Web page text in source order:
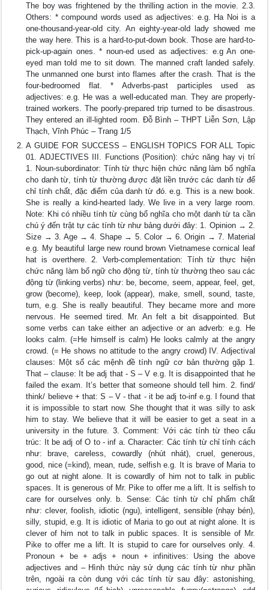
The boy was frightened by the thrilling action in the movie. 2.3.
Others: * compound words used as adjectives: e.g. Ha Noi is a
one-thousand-year-old city. An eighty-year-old lady showed me
the way here. This is a hard-to-put-down book. Those are hard-to-
pick-up-again ones. * noun-ed used as adjectives: e.g An one-
eyed man told me to sit down. The manned craft landed safely.
The unmanned one burst into flames after the crash. That is the
four-bedroomed flat. * Adverbs-past participles used as
adjectives: e.g. He was a well-educated man. They are properly-
trained workers. The poorly-prepared trip turned to be disastrous.
They entered an ill-lighted room. Đỗ Bình – THPT Liễn Sơn, Lập
Thạch, Vĩnh Phúc – Trang 1/5
A GUIDE FOR SUCCESS – ENGLISH TOPICS FOR ALL Topic
01. ADJECTIVES III. Functions (Position): chức năng hay vị trí
1. Noun-subordinator: Tính từ thực hiện chức năng làm bổ nghĩa
cho danh từ, tính từ thường được đặt liền trước các danh từ để
chỉ tính chất, đặc điểm của danh từ đó. e.g. This is a new book.
She is really a kind-hearted lady. We live in a very large room.
Note: Khi có nhiều tính từ cùng bổ nghĩa cho một danh từ ta cần
chú ý đến trật tự các tính từ như bảng dưới đây: 1. Opinion → 2.
Size → 3. Age → 4. Shape → 5. Color → 6. Origin → 7. Material
e.g. My beautiful large new round brown Vietnamese cornical leaf
hat is overthere. 2. Verb-complementation: Tính từ thực hiện
chức năng làm bổ ngữ cho động từ, tính từ thường theo sau các
động từ (linking verbs) như: be, become, seem, appear, feel, get,
grow (become), keep, look (appear), make, smell, sound, taste,
turn, e.g. She is really beautiful. They became more and more
nervous. He seemed tired. Mr. An felt a bit disappointed. But
some verbs can take either an adjective or an adverb: e.g. He
looks calm. (=He himself is calm) He looks calmly at the angry
crowd. (= He shows no attitude to the angry crowd) IV. Adjectival
clauses: Một số các mệnh đề tính ngữ cơ bản thường gặp 1.
That – clause: It be adj that - S – V e.g. It is disappointed that he
failed the exam. It’s better that someone should tell him. 2. find/
think/ believe + that: S – V - that - it be adj to-inf e.g. I found that
it is impossible to start now. She thought that it was silly to ask
him to stay. We believe that it will be easier to get a seat in a
university in the future. 3. Comment: Với các tính từ theo cấu
trúc: It be adj of O to - inf a. Character: Các tính từ chỉ tính cách
như: brave, careless, cowardly (nhút nhát), cruel, generous,
good, nice (=kind), mean, rude, selfish e.g. It is brave of Maria to
go out at night alone. It is cowardly of him not to talk in public
spaces. It is generous of Mr. Pike to offer me a lift. It is selfish to
care for ourselves only. b. Sense: Các tính từ chỉ phẩm chất
như: clever, foolish, idiotic (ngu), intelligent, sensible (nhạy bén),
silly, stupid, e.g. It is idiotic of Maria to go out at night alone. It is
clever of him not to talk in public spaces. It is sensible of Mr.
Pike to offer me a lift. It is stupid to care for ourselves only. 4.
Pronoun + be + adjs + noun + infinitives: Using the above
adjectives and – Hình thức này sử dụng các tính từ như phần
trên, ngoài ra còn dung với các tính từ sau đây: astonishing,